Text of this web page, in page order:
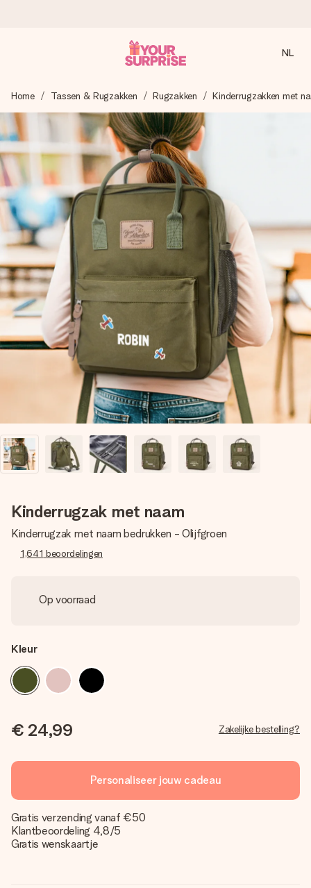
We maken jouw cadeau met zorg en zorgen dat het
razendsnel onderweg is - zodat jij kunt geven op precies
het juiste moment, wanneer het het meeste betekent.
4,8 (gebaseerd op +8.000 reviews)
Onze cadeaus worden gewaardeerd. Klanten beoordelen
ons met een 4,7 op Google Reviews
Gratis wenskaartje
Je maakt in een paar stappen iets unieks – met haar naam,
jullie foto of een boodschap die raakt. Zonder gedoe, maar
met alle aandacht voor het moment.
NL
Home Tassen & Rugzakken Rugzakken Kinderrugzakken met
Kinderrugzak met naam
Kinderrugzak met naam bedrukken - Olijfgroen
1,641 beoordelingen
Op voorraad
Kleur
€ 24,99 Zakelijke bestelling?
Personaliseer jouw cadeau
Gratis verzending vanaf €50
Klantbeoordeling 4,8/5
Gratis wenskaartje